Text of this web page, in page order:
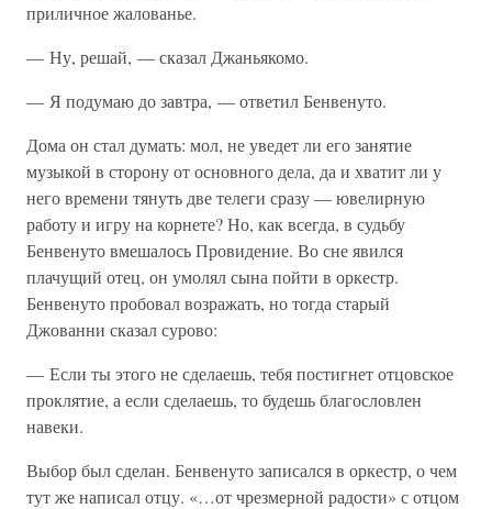
приличное жалованье.
— Ну, решай, — сказал Джаньякомо.
— Я подумаю до завтра, — ответил Бенвенуто.
Дома он стал думать: мол, не уведет ли его занятие
музыкой в сторону от основного дела, да и хватит ли у
него времени тянуть две телеги сразу — ювелирную
работу и игру на корнете? Но, как всегда, в судьбу
Бенвенуто вмешалось Провидение. Во сне явился
плачущий отец, он умолял сына пойти в оркестр.
Бенвенуто пробовал возражать, но тогда старый
Джованни сказал сурово:
— Если ты этого не сделаешь, тебя постигнет отцовское
проклятие, а если сделаешь, то будешь благословлен
навеки.
Выбор был сделан. Бенвенуто записался в оркестр, о чем
тут же написал отцу. «…от чрезмерной радости» с отцом